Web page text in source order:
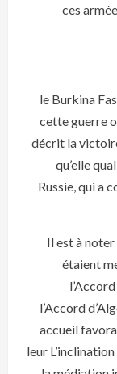
ces
le Burkina
cette guerre
décrit la
qu’elle
Russie, qui a
Il est à
étaient
l’Accord
accueil
leur